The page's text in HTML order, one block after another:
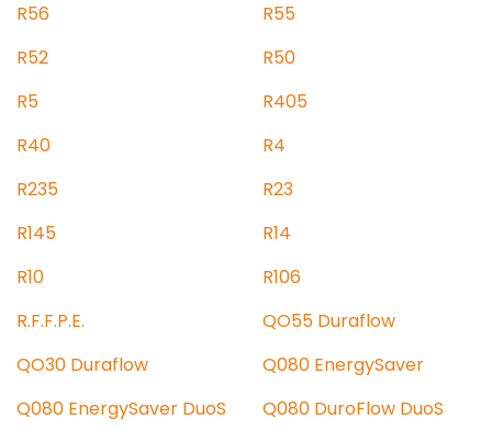
R56
R55
R52
R50
R5
R405
R40
R4
R235
R23
R145
R14
R10
R106
R.F.F.P.E.
QO55 Duraflow
QO30 Duraflow
Q080 EnergySaver
Q080 EnergySaver DuoS
Q080 DuroFlow DuoS